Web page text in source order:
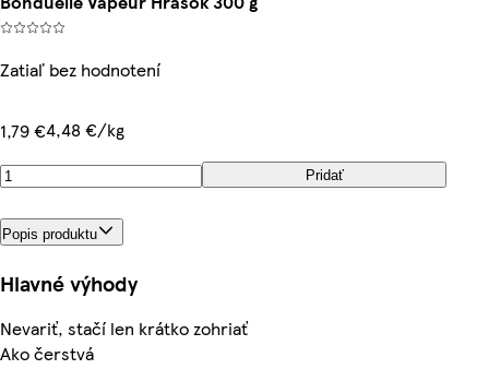
Zatiaľ bez hodnotení
1,79 €4,48 €/kg
Pridať
Popis produktu
Hlavné výhody
Nevariť, stačí len krátko zohriať
Ako čerstvá